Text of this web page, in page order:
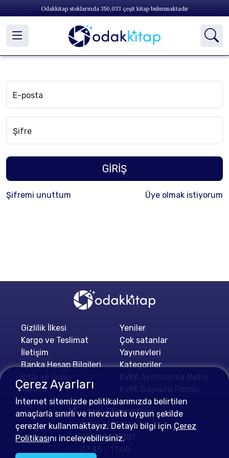
Odakkitap stoklarında 350,033 çeşit kitap bulunmaktadır
E-posta
Şifre
GİRİŞ
Şifremi unuttum Üye olmak istiyorum
Gizlilik İlkesi
Kargo ve Teslimat
İletişim
Banka Hesap Bilgileri
Yardım
Yeniler
Çok satanlar
Yayınevleri
Kategoriler
Müşteri Hizmetleri
0212 4813112
0552 0478387
07:45 - 17:00
Çerez Ayarları
İnternet sitemizde politikalarımızda belirtilen
amaçlarla sınırlı ve mevzuata uygun şekilde
çerezler kullanmaktayız. Detaylı bilgi için Çerez
Politikasını inceleyebilirsiniz.